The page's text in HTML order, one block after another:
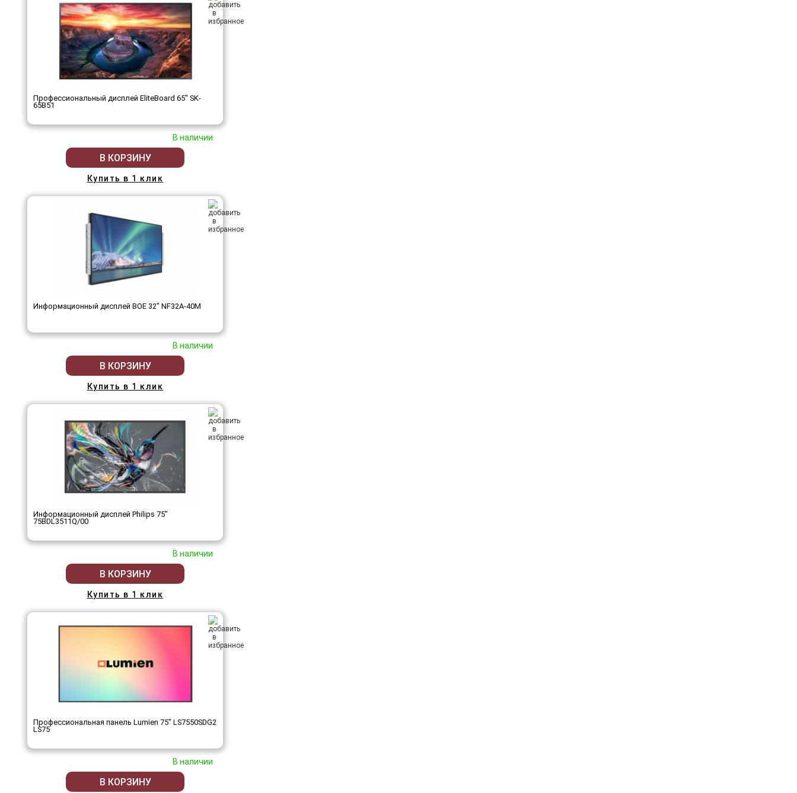
Профессиональный дисплей EliteBoard 65" SK-
65B51
В наличии
В КОРЗИНУ
Купить в 1 клик
Информационный дисплей BOE 32" NF32A-40M
В наличии
В КОРЗИНУ
Купить в 1 клик
Информационный дисплей Philips 75"
75BDL3511Q/00
В наличии
В КОРЗИНУ
Купить в 1 клик
Профессиональная панель Lumien 75" LS7550SDG2
LS75
В наличии
В КОРЗИНУ